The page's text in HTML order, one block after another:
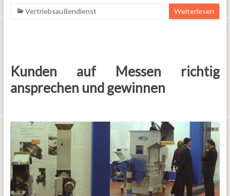
Vertriebsaußendienst Weiterlesen
Kunden auf Messen richtig
ansprechen und gewinnen